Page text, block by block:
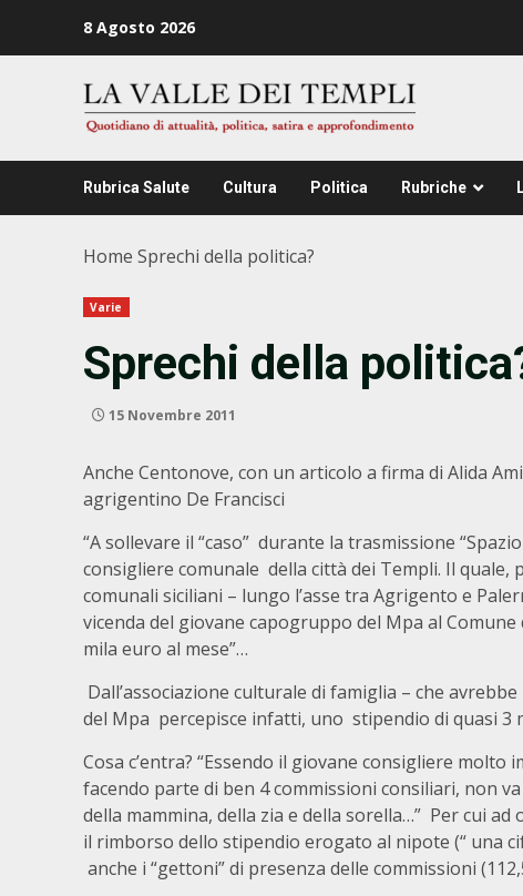
8 Agosto 2026
Rubrica Salute Cultura Politica Rubriche
Home Sprechi della politica?
Varie
Sprechi della
15 Novembre 2011
Anche Centonove, con un articolo a firma di Alida
agrigentino De Francisci
“A sollevare il “caso” durante la trasmissione
consigliere comunale della città dei Templi. Il quale,
comunali siciliani – lungo l’asse tra Agrigento e
vicenda del giovane capogruppo del Mpa al
mila euro al mese”…
Dall’associazione culturale di famiglia – che
del Mpa percepisce infatti, uno stipendio di quasi 3
Cosa c’entra? “Essendo il giovane consigliere
facendo parte di ben 4 commissioni consiliari, non
della mammina, della zia e della sorella…” Per cui
il rimborso dello stipendio erogato al nipote (“ una
anche i “gettoni” di presenza delle commissioni